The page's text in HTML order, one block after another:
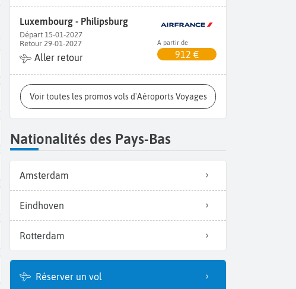
Luxembourg - Philipsburg
Départ 15-01-2027
Retour 29-01-2027
Aller retour
A partir de
912 €
Voir toutes les promos vols d'Aéroports Voyages
Nationalités des Pays-Bas
Amsterdam
Eindhoven
Rotterdam
Réserver un vol